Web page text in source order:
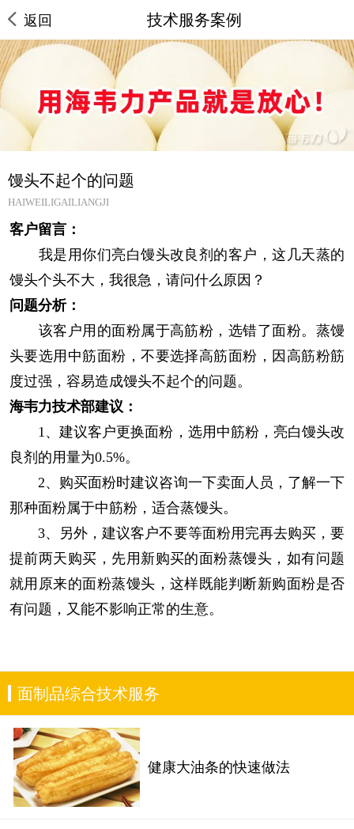
返回 技术服务案例
馒头不起个的问题
HAIWEILIGAILIANGJI
客户留言：
我是用你们亮白馒头改良剂的客户，这几天蒸的
馒头个头不大，我很急，请问什么原因？
问题分析：
该客户用的面粉属于高筋粉，选错了面粉。蒸馒
头要选用中筋面粉，不要选择高筋面粉，因高筋粉筋
度过强，容易造成馒头不起个的问题。
海韦力技术部建议：
1、建议客户更换面粉，选用中筋粉，亮白馒头改
良剂的用量为0.5%。
2、购买面粉时建议咨询一下卖面人员，了解一下
那种面粉属于中筋粉，适合蒸馒头。
3、另外，建议客户不要等面粉用完再去购买，要
提前两天购买，先用新购买的面粉蒸馒头，如有问题
就用原来的面粉蒸馒头，这样既能判断新购面粉是否
有问题，又能不影响正常的生意。
面制品综合技术服务
健康大油条的快速做法